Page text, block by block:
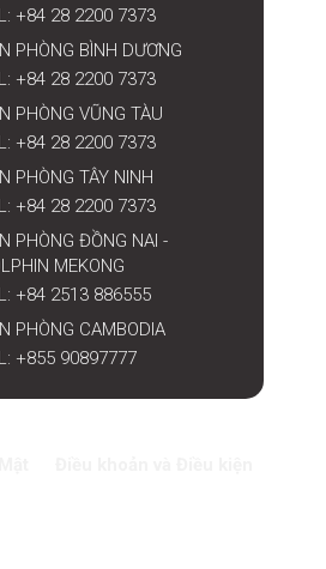
+84 28 2200 7373
PHÒNG BÌNH DƯƠNG
+84 28 2200 7373
PHÒNG VŨNG TÀU
+84 28 2200 7373
PHÒNG TÂY NINH
+84 28 2200 7373
PHÒNG ĐỒNG NAI -
MEKONG
+84 2513 886555
PHÒNG CAMBODIA
+855 90897777